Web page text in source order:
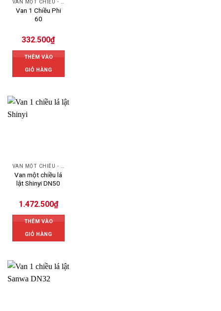
Van 1 Chiều Phi
60
332.500₫
THÊM VÀO
GIỎ HÀNG
Van một chiều lá
lật Shinyi DN50
1.472.500₫
THÊM VÀO
GIỎ HÀNG